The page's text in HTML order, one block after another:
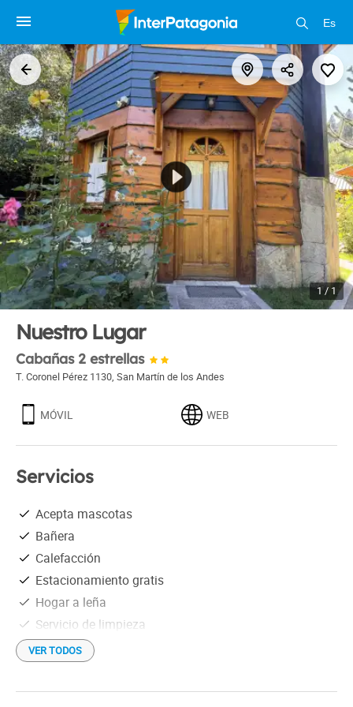
Es
1 / 1
Nuestro Lugar
Cabañas 2 estrellas
T. Coronel Pérez 1130, San Martín de los Andes
MÓVIL WEB
Servicios
Acepta mascotas
Bañera
Calefacción
Estacionamiento gratis
Hogar a leña
Servicio de limpieza
Wi-Fi gratis
Distancia al aeropuerto: 20 Km
Babysitter
VER TODOS